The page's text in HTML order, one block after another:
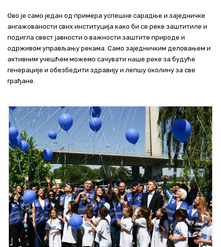
Ово је само један од примера успешне сарадње и заједничке
ангажованости свих институција како би се реке заштитиле и
подигла свест јавности о важности заштите природе и
одрживом управљању рекама. Само заједничким деловањем и
активним учешћем можемо сачувати наше реке за будуће
генерације и обезбедити здравију и лепшу околину за све
грађане.